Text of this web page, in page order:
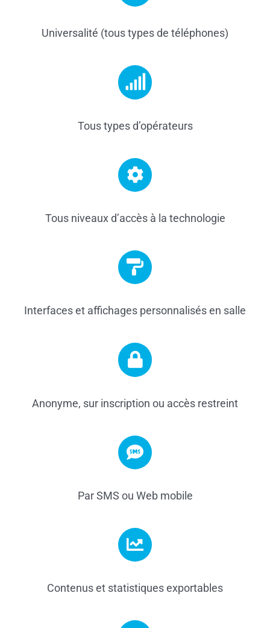
Universalité (tous types de téléphones)
Tous types d’opérateurs
Tous niveaux d’accès à la technologie
Interfaces et affichages personnalisés en salle
Anonyme, sur inscription ou accès restreint
Par SMS ou Web mobile
Contenus et statistiques exportables